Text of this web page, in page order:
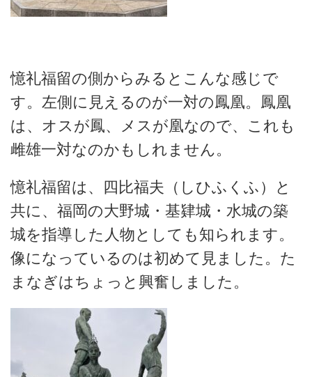
憶礼福留の側からみるとこんな感じで
す。左側に見えるのが一対の鳳凰。鳳凰
は、オスが鳳、メスが凰なので、これも
雌雄一対なのかもしれません。
憶礼福留は、四比福夫（しひふくふ）と
共に、福岡の大野城・基肄城・水城の築
城を指導した人物としても知られます。
像になっているのは初めて見ました。た
まなぎはちょっと興奮しました。